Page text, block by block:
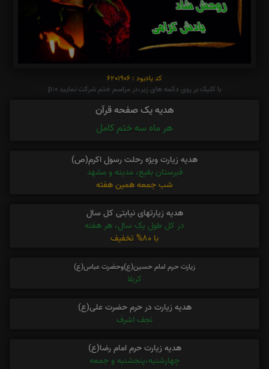
کد یادبود : 6201906
با کلیک بر روی دکمه های زیر،در مراسم ختم شرکت نمایید p:0
هدیه یک صفحه قرآن
هر ماه سه ختم کامل
هدیه زیارت ویژه رحلت رسول اکرم(ص)
قبرستان بقیع، مدینه و مشهد
شب جمعه همین هفته
هدیه زیارتهای نیابتی کل سال
در کل طول یک سال، هر هفته
با 80% تخفیف
زیارت حرم امام حسین(ع)وحضرت عباس(ع)
کربلا
هدیه زیارت در حرم حضرت علی(ع)
نجف اشرف
هدیه زیارت حرم امام رضا(ع)
چهارشنبه،پنجشنبه و جمعه